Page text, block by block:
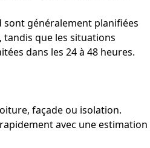
généralement planifiées
tandis que les situations
dans les 24 à 48 heures.
façade ou isolation.
avec une estimation